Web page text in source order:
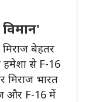
बेहतर
हमेशा से F-16
मिराज भारत
और F-16 में